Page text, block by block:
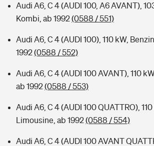
Audi A6, C 4 (AUDI 100, A6 AVANT),
Kombi, ab 1992(0588 / 551)
Audi A6, C 4 (AUDI 100), 110 kW,
1992(0588 / 552)
Audi A6, C 4 (AUDI 100 AVANT), 110
ab 1992(0588 / 553)
Audi A6, C 4 (AUDI 100 QUATTRO), 110
Limousine, ab 1992(0588 / 554)
Audi A6, C 4 (AUDI 100 AVANT